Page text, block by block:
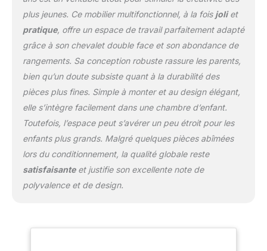
complètes, dont 5 craies, 2 marqueurs, 2
pots de peinture et 1 tampon effaceur. De
plus, 1 rouleau de papier est fourni pour plus
d'espace de dessin, et 2 clips métalliques
utiles aident à maintenir le papier
supplémentaire en place.
plus jeunes. Ce mobilier multifonctionnel, à la fois joliet
pratique, offre un espace de travail parfaitement adapté
grâce à son chevalet double face et son abondance de
rangements. Sa conception robuste rassure les parents,
bien qu’un doute subsiste quant à la durabilité des
pièces plus fines. Simple à monter et au design élégant,
elle s’intègre facilement dans une chambre d’enfant.
Toutefois, l’espace peut s’avérer un peu étroit pour les
enfants plus grands. Malgré quelques pièces abîmées
lors du conditionnement, la qualité globale reste
satisfaisanteet justifie son excellente note de
polyvalence et de design.